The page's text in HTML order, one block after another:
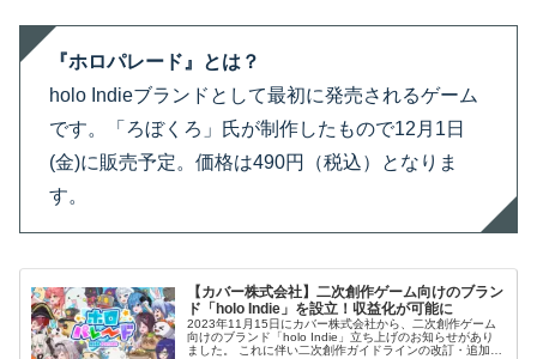
『ホロパレード』とは？
holo Indieブランドとして最初に発売されるゲーム
です。「ろぼくろ」氏が制作したもので12月1日
(金)に販売予定。価格は490円（税込）となりま
す。
【カバー株式会社】二次創作ゲーム向けのブラン
ド「holo Indie」を設立！収益化が可能に
2023年11月15日にカバー株式会社から、二次創作ゲーム
向けのブランド「holo Indie」立ち上げのお知らせがあり
ました。 これに伴い二次創作ガイドラインの改訂・追加が